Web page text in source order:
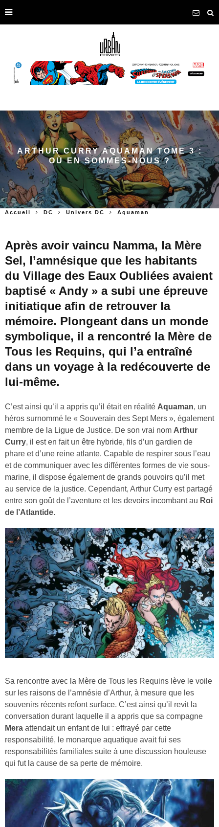
ARTHUR CURRY AQUAMAN TOME 3 :
OÙ EN SOMMES-NOUS ?
Accueil DC Univers DC Aquaman
Après avoir vaincu Namma, la Mère
Sel, l’amnésique que les habitants
du Village des Eaux Oubliées avaient
baptisé « Andy » a subi une épreuve
initiatique afin de retrouver la
mémoire. Plongeant dans un monde
symbolique, il a rencontré la Mère de
Tous les Requins, qui l’a entraîné
dans un voyage à la redécouverte de
lui-même.
C’est ainsi qu’il a appris qu’il était en réalité Aquaman, un
héros surnommé le « Souverain des Sept Mers », également
membre de la Ligue de Justice. De son vrai nom Arthur
Curry, il est en fait un être hybride, fils d’un gardien de
phare et d’une reine atlante. Capable de respirer sous l’eau
et de communiquer avec les différentes formes de vie sous-
marine, il dispose également de grands pouvoirs qu’il met
au service de la justice. Cependant, Arthur Curry est partagé
entre son goût de l’aventure et les devoirs incombant au Roi
de l’Atlantide.
Sa rencontre avec la Mère de Tous les Requins lève le voile
sur les raisons de l’amnésie d’Arthur, à mesure que les
souvenirs récents refont surface. C’est ainsi qu’il revit la
conversation durant laquelle il a appris que sa compagne
Mera attendait un enfant de lui : effrayé par cette
responsabilité, le monarque aquatique avait fui ses
responsabilités familiales suite à une discussion houleuse
qui fut la cause de sa perte de mémoire.